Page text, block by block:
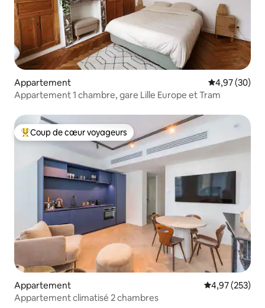
Appartement Évaluation
4,97 (30)
Appartement 1 chambre, gare Lille Europe et Tram
Coups de cœur voyageurs les plus appréciés
Coup de cœur voyageurs
Appartement Évaluation
4,97 (253)
Appartement climatisé 2 chambres